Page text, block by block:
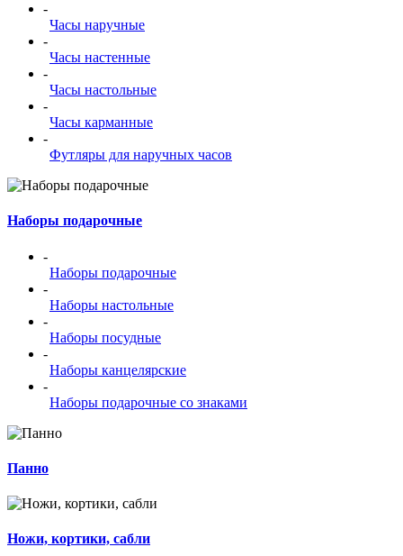
-
Часы наручные
-
Часы настенные
-
Часы настольные
-
Часы карманные
-
Футляры для наручных часов
Наборы подарочные
-
Наборы подарочные
-
Наборы настольные
-
Наборы посудные
-
Наборы канцелярские
-
Наборы подарочные со знаками
Панно
Ножи, кортики, сабли